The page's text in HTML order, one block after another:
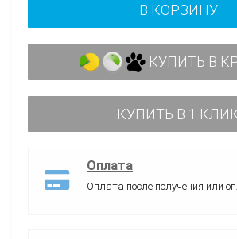
В КОРЗИНУ
КУПИТЬ В
КУПИТЬ В 1
Оплата
Оплата после получения или